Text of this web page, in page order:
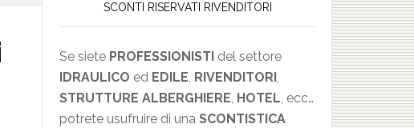
SCONTI RISERVATI RIVENDITORI
Se sietePROFESSIONISTIdel settore
IDRAULICOedEDILE,RIVENDITORI,
STRUTTURE ALBERGHIERE,HOTEL, ecc…
potrete usufruire di unaSCONTISTICA